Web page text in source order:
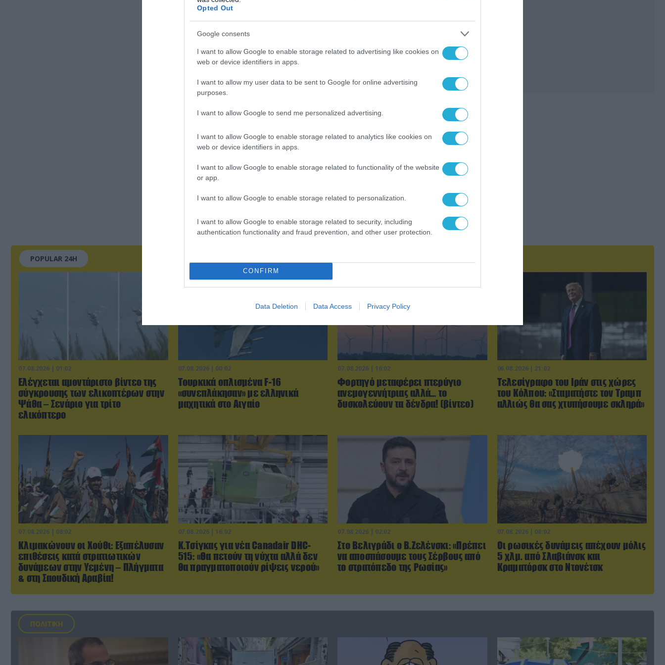
Opted Out
Google consents
I want to allow Google to enable storage related to advertising like cookies on
web or device identifiers in apps.
I want to allow my user data to be sent to Google for online advertising
purposes.
I want to allow Google to send me personalized advertising.
I want to allow Google to enable storage related to analytics like cookies on
web or device identifiers in apps.
I want to allow Google to enable storage related to functionality of the website
or app.
I want to allow Google to enable storage related to personalization.
I want to allow Google to enable storage related to security, including
authentication functionality and fraud prevention, and other user protection.
CONFIRM
Data Deletion Data Access Privacy Policy
POPULAR 24H
07.08.2026 | 01:02
Ελέγχεται αμοντάριστο βίντεο της
σύγκρουσης των ελικοπτέρων στην
Ψάθα – Σενάριο για τρίτο
ελικόπτερο
07.08.2026 | 00:02
Τουρκικά οπλισμένα F-16
«συνεπλάκησαν» με ελληνικά
μαχητικά στο Αιγαίο
07.08.2026 | 16:02
Φορτηγό μεταφέρει πτερύγιο
ανεμογεννήτριας αλλά… το
δυσκολεύουν τα δένδρα! (βίντεο)
06.08.2026 | 21:02
Τελεσίγραφο του Ιράν στις χώρες
του Κόλπου: «Σταματήστε τον Τραμπ
αλλιώς θα σας χτυπήσουμε σκληρά»
07.08.2026 | 08:02
Κλιμακώνουν οι Χούθι: Eξαπέλυσαν
επιθέσεις κατά στρατιωτικών
δυνάμεων στην Υεμένη – Πλήγματα
& στη Σαουδική Αραβία!
07.08.2026 | 16:02
Κ.Τσίγκας για νέα Canadair DHC-
515: «Θα πετούν τη νύχτα αλλά δεν
θα πραγματοποιούν ρίψεις νερού»
07.08.2026 | 02:02
Στο Βελιγράδι ο Β.Ζελένσκι: «Πρέπει
να αποσπάσουμε τους Σέρβους από
το στρατόπεδο της Ρωσίας»
07.08.2026 | 08:02
Οι ρωσικές δυνάμεις απέχουν μόλις
5 χλμ. από Σλαβιάνσκ και
Κραματόρσκ στο Ντονέτσκ
ΠΟΛΙΤΙΚΗ